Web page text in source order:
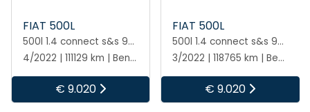
FIAT 500L
3/2022 | 118765 km | Benzina | Manuale
€ 9.020
FIAT 500L
€ 11.020